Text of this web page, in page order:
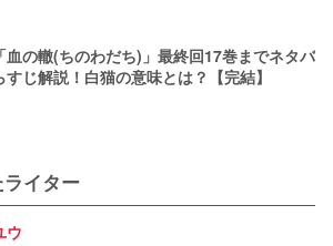
血の轍(ちのわだち)」最終回17巻までネタバ
すじ解説！白猫の意味とは？【完結】
イター
ウ